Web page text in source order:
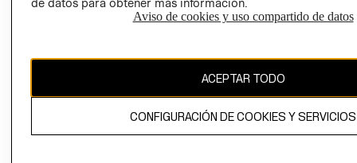
El contenido de esta página web está protegido por copyright y es
propiedad de H&M Hennes & Mauritz AB.
de datos para obtener más información.
Aviso de cookies y uso compartido de datos
ACEPTAR TODO
CONFIGURACIÓN DE COOKIES Y SERVICIOS